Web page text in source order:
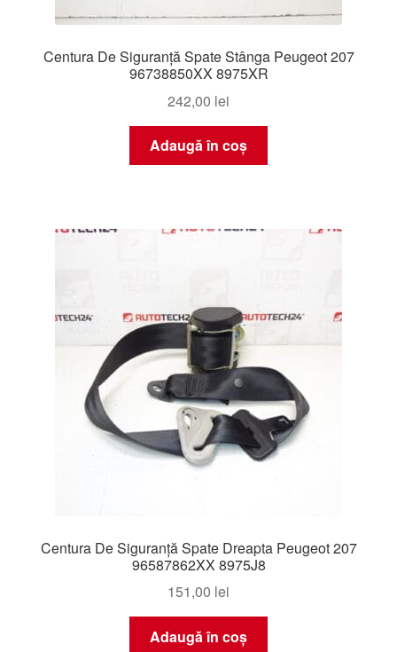
Centura De Siguranță Spate Stânga Peugeot 207
96738850XX 8975XR
242,00 lei
Adaugă în coș
Centura De Siguranţă Spate Dreapta Peugeot 207
96587862XX 8975J8
151,00 lei
Adaugă în coș